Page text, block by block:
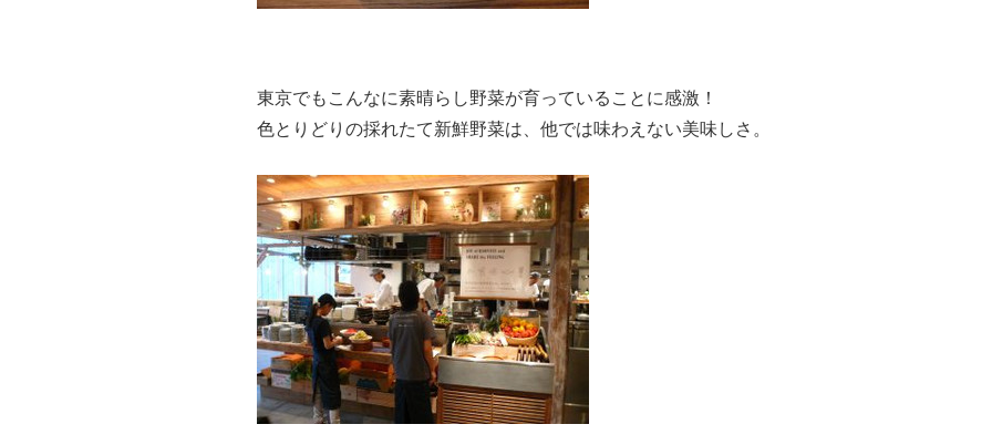
東京でもこんなに素晴らし野菜が育っていることに感激！
色とりどりの採れたて新鮮野菜は、他では味わえない美味しさ。